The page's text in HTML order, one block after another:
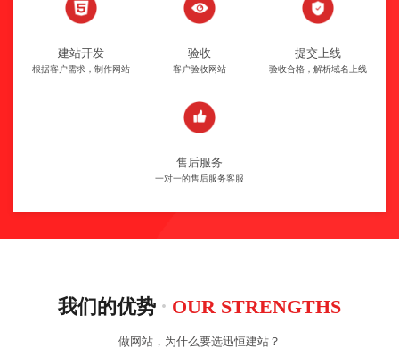
建站开发
根据客户需求，制作网站
验收
客户验收网站
提交上线
验收合格，解析域名上线
售后服务
一对一的售后服务客服
我们的优势 · OUR STRENGTHS
做网站，为什么要选迅恒建站？